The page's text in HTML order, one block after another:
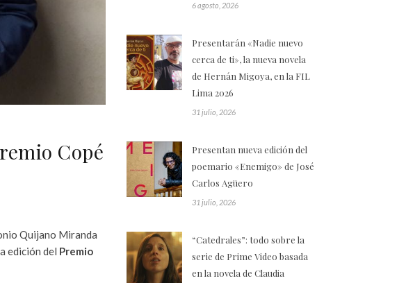
Copé
Quijano Miranda
edición del Premio
6 agosto, 2026
Presentarán «Nadie nuevo
cerca de ti», la nueva novela
de Hernán Migoya, en la FIL
Lima 2026
31 julio, 2026
Presentan nueva edición del
poemario «Enemigo» de José
Carlos Agüero
31 julio, 2026
“Catedrales”: todo sobre la
serie de Prime Video basada
en la novela de Claudia